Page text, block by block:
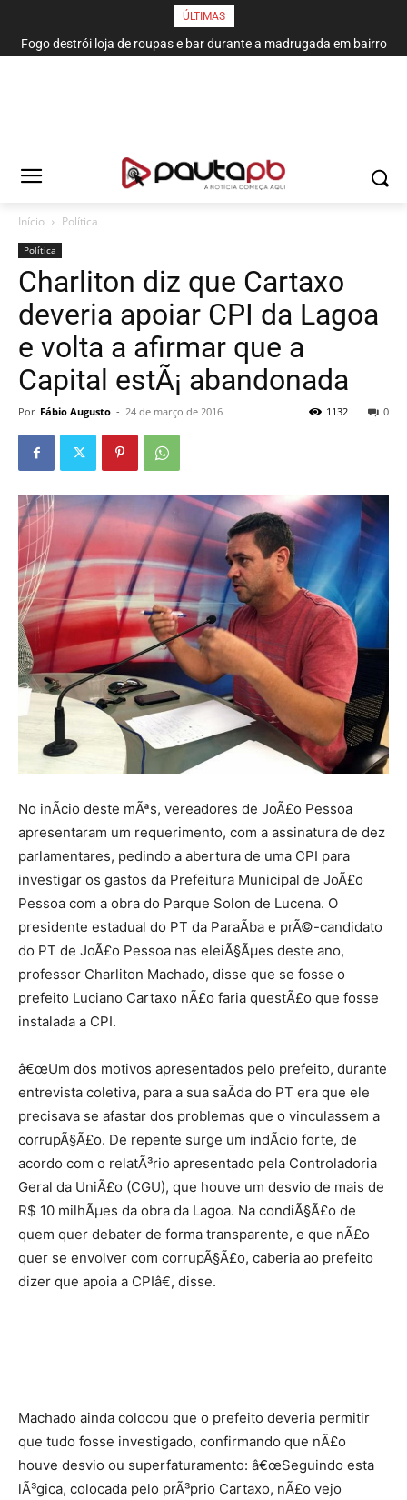
ÚLTIMAS
Fogo destrói loja de roupas e bar durante a madrugada em bairro
de João Pessoa
Início Política
Política
Charliton diz que Cartaxo
deveria apoiar CPI da Lagoa
e volta a afirmar que a
Capital estÃ¡ abandonada
Por Fábio Augusto - 24 de março de 2016 0
1132
No inÃ­cio deste mÃªs, vereadores de JoÃ£o Pessoa
apresentaram um requerimento, com a assinatura de dez
parlamentares, pedindo a abertura de uma CPI para
investigar os gastos da Prefeitura Municipal de JoÃ£o
Pessoa com a obra do Parque Solon de Lucena. O
presidente estadual do PT da ParaÃ­ba e prÃ©-candidato
do PT de JoÃ£o Pessoa nas eleiÃ§Ãµes deste ano,
professor Charliton Machado, disse que se fosse o
prefeito Luciano Cartaxo nÃ£o faria questÃ£o que fosse
instalada a CPI.
â€œUm dos motivos apresentados pelo prefeito, durante
entrevista coletiva, para a sua saÃ­da do PT era que ele
precisava se afastar dos problemas que o vinculassem a
corrupÃ§Ã£o. De repente surge um indÃ­cio forte, de
acordo com o relatÃ³rio apresentado pela Controladoria
Geral da UniÃ£o (CGU), que houve um desvio de mais de
R$ 10 milhÃµes da obra da Lagoa. Na condiÃ§Ã£o de
quem quer debater de forma transparente, e que nÃ£o
quer se envolver com corrupÃ§Ã£o, caberia ao prefeito
dizer que apoia a CPIâ€, disse.
Machado ainda colocou que o prefeito deveria permitir
que tudo fosse investigado, confirmando que nÃ£o
houve desvio ou superfaturamento: â€œSeguindo esta
lÃ³gica, colocada pelo prÃ³prio Cartaxo, nÃ£o vejo